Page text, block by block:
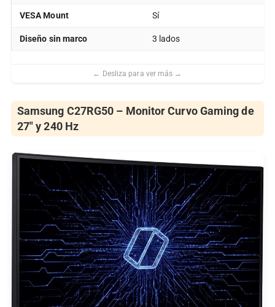
VESA Mount Sí
Diseño sin marco 3 lados
Samsung C27RG50 – Monitor Curvo Gaming de
27″ y 240 Hz